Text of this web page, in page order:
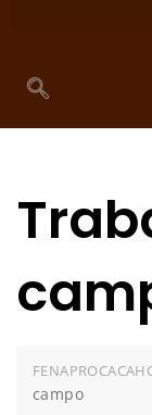
campo